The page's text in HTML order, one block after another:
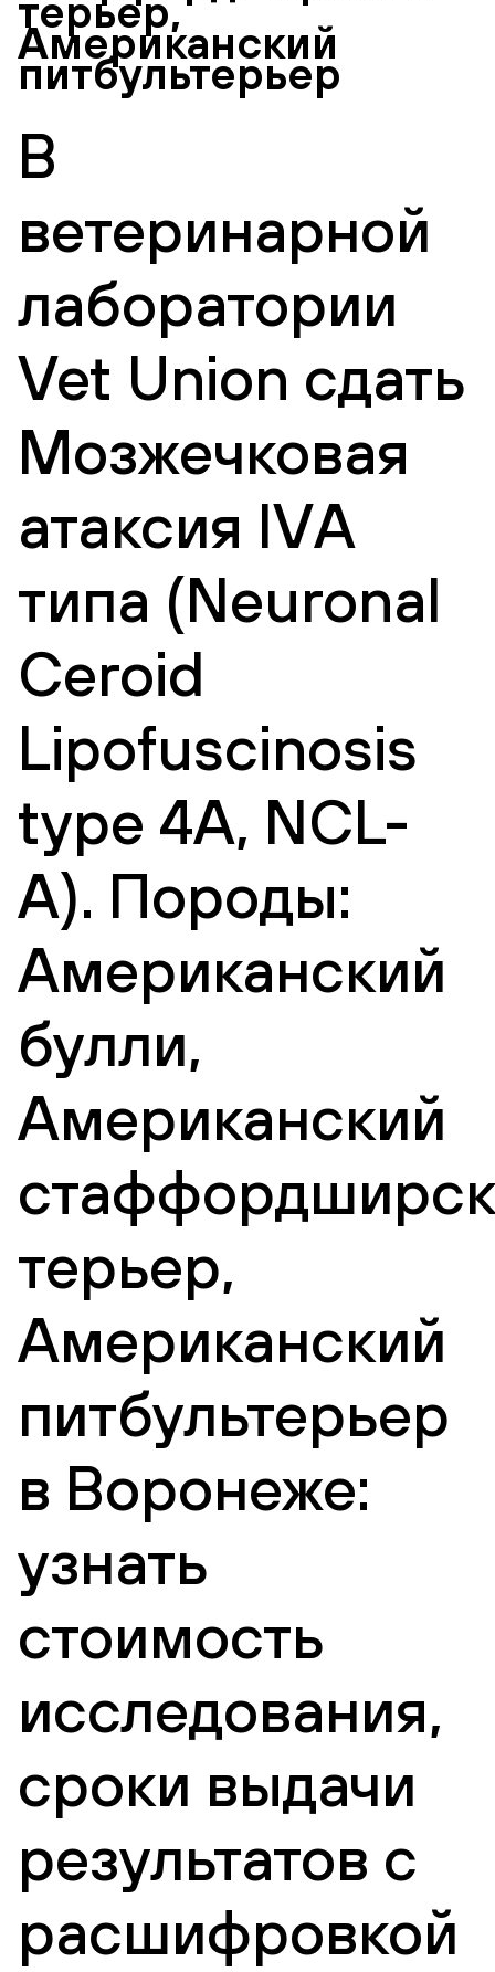
терьер,
Американский
питбультерьер
В
ветеринарной
лаборатории
Vet Union сдать
Мозжечковая
атаксия IVА
типа (Neuronal
Ceroid
Lipofuscinosis
type 4A, NCL-
A). Породы:
Американский
булли,
Американский
терьер,
Американский
питбультерьер
в Воронеже:
узнать
стоимость
исследования,
сроки выдачи
результатов с
расшифровкой